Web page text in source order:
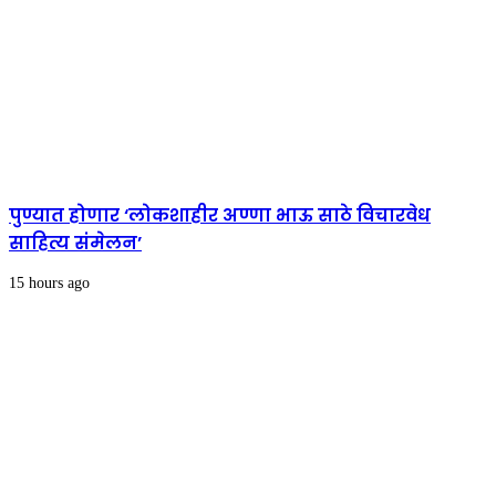
पुण्यात होणार ‘लोकशाहीर अण्णा भाऊ साठे विचारवेध
साहित्य संमेलन’
15 hours ago